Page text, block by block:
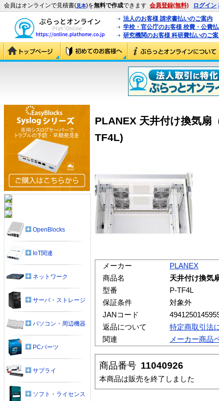
会員はオンラインで見積書(見本)を無料で作成できます 会員登録(無料) ログイン
法人のお客様 請求書払いのご案内
学校・官公庁のお客様 校費・公費
研究機関のお客様 科研費払いのご
PLANEX 天井付け換気扇
TF4L)
メーカー
PLANEX
商品名
天井付け換気
型番
P-TF4L
保証条件
対象外
JANコード
返品について
特定商取引法
関連
メーカー商品
商品番号 11040926
本商品は販売を終了しました
OpenBlocks
IoT関連
ネットワーク
サーバ・ストレージ
パソコン・周辺機器
PCパーツ
サプライ
ソフト・ライセンス